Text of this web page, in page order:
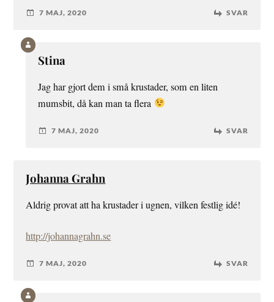
7 MAJ, 2020 SVAR
Stina
Jag har gjort dem i små krustader, som en liten
mumsbit, då kan man ta flera
7 MAJ, 2020 SVAR
Johanna Grahn
Aldrig provat att ha krustader i ugnen, vilken festlig idé!
http://johannagrahn.se
7 MAJ, 2020 SVAR